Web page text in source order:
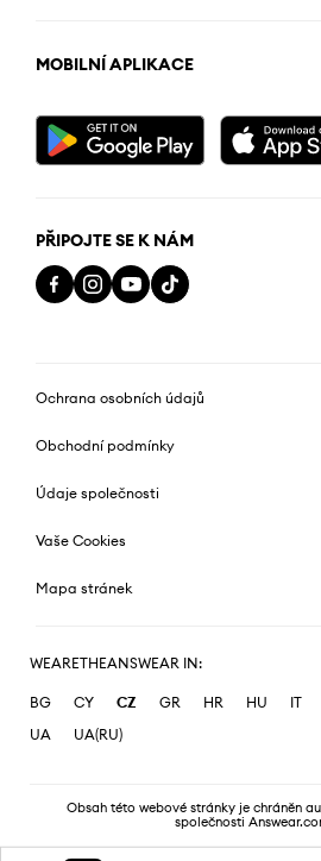
MOBILNÍ APLIKACE
PŘIPOJTE SE K NÁM
Ochrana osobních údajů
Obchodní podmínky
Údaje společnosti
Vaše Cookies
Mapa stránek
WEARETHEANSWEAR IN:
BG CY CZ GR HR HU IT
UA
UA(RU)
Obsah této webové stránky je chráněn
společnosti